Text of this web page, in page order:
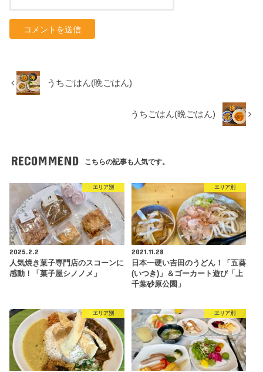
うちごはん(晩ごはん)
うちごはん(晩ごはん)
RECOMMEND こちらの記事も人気です。
エリア別
2025.2.2
人気焼き菓子専門店のスコーンに
感動！「菓子屋シノノメ」
エリア別
2021.11.28
日本一硬い吉田のうどん！「五葵
(いつき)」＆ゴーカート遊び「上
千葉砂原公園」
エリア別 エリア別